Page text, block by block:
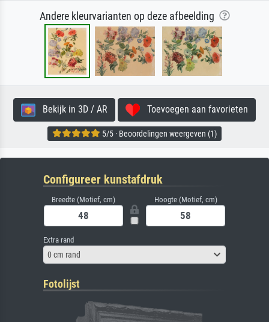
Andere kleurvarianten op deze afbeelding
Bekijk in 3D / AR Toevoegen aan favorieten
5/5 · Beoordelingen weergeven (1)
Configureer kunstafdruk
Breedte (Motief, cm) Hoogte (Motief, cm)
Extra rand
0 cm rand
Fotolijst